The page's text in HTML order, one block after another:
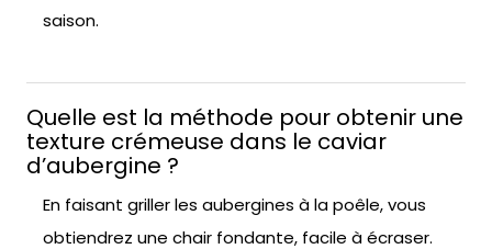
saison.
Quelle est la méthode pour obtenir une
texture crémeuse dans le caviar
d’aubergine ?
En faisant griller les aubergines à la poêle, vous
obtiendrez une chair fondante, facile à écraser.